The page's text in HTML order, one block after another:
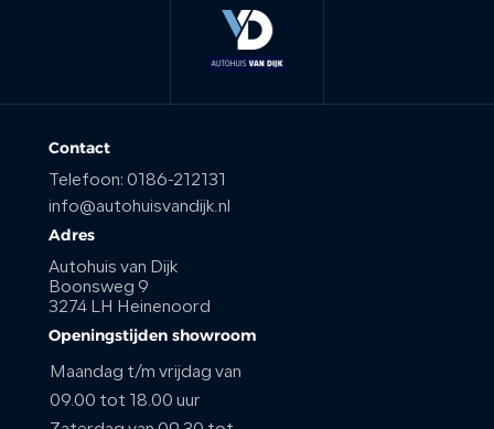
Contact
Telefoon: 0186-212131
info@autohuisvandijk.nl
Adres
Autohuis van Dijk
Boonsweg 9
3274 LH Heinenoord
Openingstijden showroom
Maandag t/m vrijdag van
09.00 tot 18.00 uur